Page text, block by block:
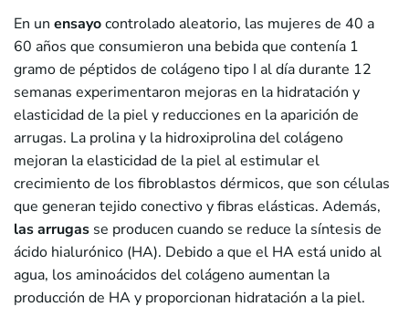
En un ensayocontrolado aleatorio, las mujeres de 40 a
60 años que consumieron una bebida que contenía 1
gramo de péptidos de colágeno tipo I al día durante 12
semanas experimentaron mejoras en la hidratación y
elasticidad de la piel y reducciones en la aparición de
arrugas. La prolina y la hidroxiprolina del colágeno
mejoran la elasticidad de la piel al estimular el
crecimiento de los fibroblastos dérmicos, que son células
que generan tejido conectivo y fibras elásticas. Además,
las arrugas se producen cuando se reduce la síntesis de
ácido hialurónico (HA). Debido a que el HA está unido al
agua, los aminoácidos del colágeno aumentan la
producción de HA y proporcionan hidratación a la piel.